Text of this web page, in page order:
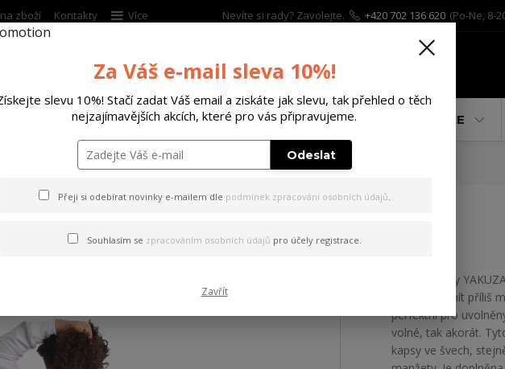
zboží Kontakty Více Nevíte si rady? Zavolejte. +420 702 136 620 (Po-Ne, 8-
DOPLŇKY DÁRKOVÉ POUKAZY % AKCE
Angel Gun Sweat Dress white XS
Angel Gun Sweat Dress white XS
Dámské šaty
nemůžete mít příliš
perfektní pro
volné, tak akorát.
kapsy ve švech,
Za Váš e-mail sleva 10%!
slevu 10%! Stačí zadat Váš email a ziskáte jak slevu, tak přehled o těch
nejzajímavějších akcích, které pro vás připravujeme.
Odeslat
Přeji si odebírat novinky e-mailem dle podmínek zpracování osobních údajů.
Souhlasím se zpracováním osobních údajů pro účely registrace.
Zavřít